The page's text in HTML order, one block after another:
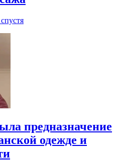
предназначение
одежде и